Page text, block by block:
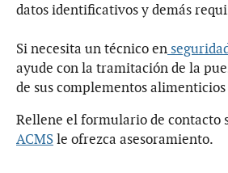
datos identificativos y demás
Si necesita un técnico en
ayude con la tramitación de la
de sus complementos
Rellene el formulario de contacto
ACMSle ofrezca asesoramiento.